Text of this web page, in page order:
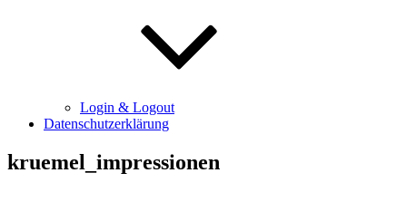
Login & Logout
Datenschutzerklärung
kruemel_impressionen